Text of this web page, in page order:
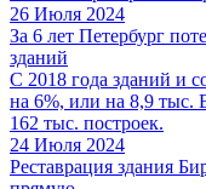
26 Июля 2024
За 6 лет Петербург
зданий
С 2018 года зданий и
на 6%, или на 8,9 тыс.
162 тыс. построек.
24 Июля 2024
Реставрация здания